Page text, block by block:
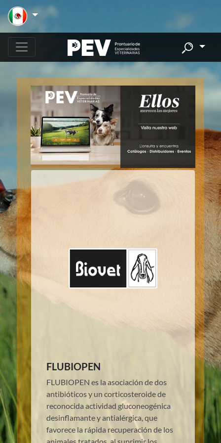
FLUBIOPEN
FLUBIOPEN es la asociación de dos
antibióticos y un corticosteroide de
reconocida actividad gluconeogénica
desinflamante y antialérgica, que
favorece la rápida recuperación de los